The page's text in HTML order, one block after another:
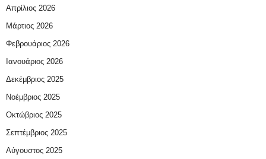
Απρίλιος 2026
Μάρτιος 2026
Φεβρουάριος 2026
Ιανουάριος 2026
Δεκέμβριος 2025
Νοέμβριος 2025
Οκτώβριος 2025
Σεπτέμβριος 2025
Αύγουστος 2025